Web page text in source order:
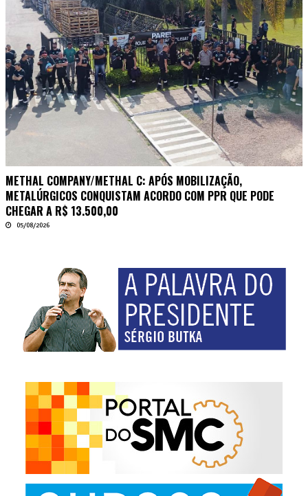
METHAL COMPANY/METHAL C: APÓS MOBILIZAÇÃO,
METALÚRGICOS CONQUISTAM ACORDO COM PPR QUE PODE
CHEGAR A R$ 13.500,00
05/08/2026